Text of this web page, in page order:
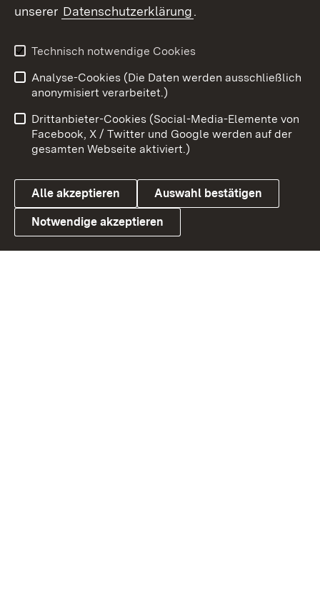
Youtube
Link zum Landesportal
Impressum
Kontakt
Barrierefreiheit
Datenschutz
Cookies
unserer Datenschutzerklärung.
Technisch notwendige Cookies
Analyse-Cookies (Die Daten werden ausschließlich
anonymisiert verarbeitet.)
Drittanbieter-Cookies (Social-Media-Elemente von
Facebook, X / Twitter und Google werden auf der
gesamten Webseite aktiviert.)
Alle akzeptieren Auswahl bestätigen
Notwendige akzeptieren